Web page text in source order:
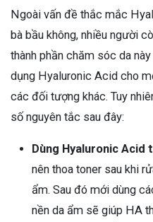
Ngoài vấn đề thắc mắc
bà bầu không, nhiều người
thành phần chăm sóc da
dụng Hyaluronic Acid cho
các đối tượng khác. Tuy
số nguyên tắc sau đây:
Dùng Hyaluronic Acid
nên thoa toner sau khi
ẩm. Sau đó mới dùng
nền da ẩm sẽ giúp HA